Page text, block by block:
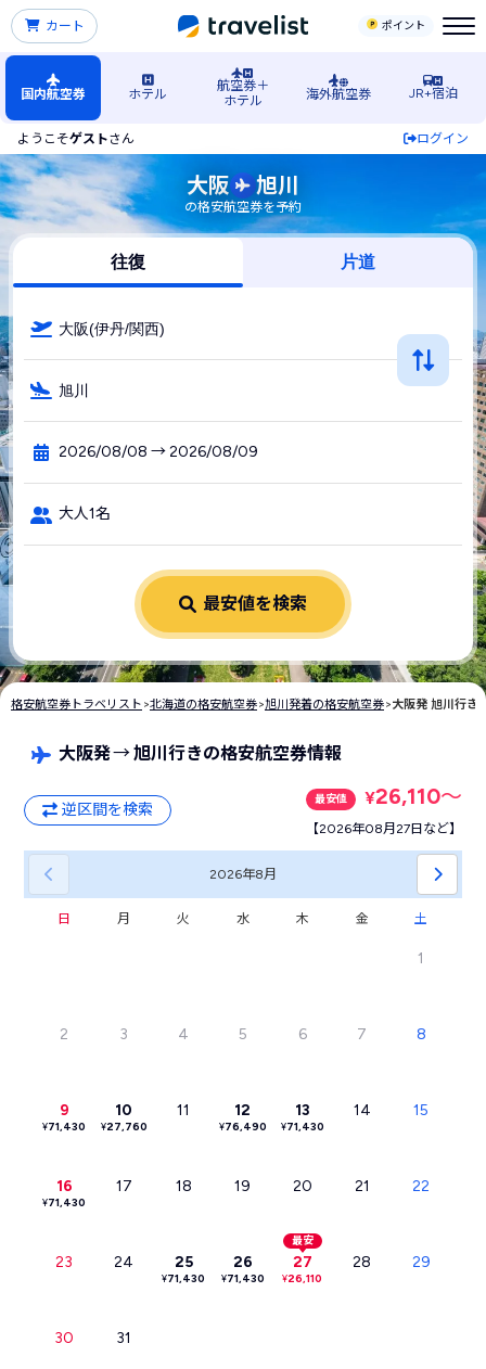
ポイント
カート
国内航空券 ホテル
航空券＋
ホテル
海外航空券 JR+宿泊
ようこそゲストさん ログイン
大阪発→旭川空港行きの格安航空券・飛行機・LCC予約
大阪 旭川
の格安航空券を予約
往復 片道
大阪(伊丹/関西)
旭川
2026/08/08 → 2026/08/09
大人1名
最安値を検索
格安航空券トラベリスト >北海道の格安航空券>旭川発着の格安航空券>大阪発 旭川行き
大阪発→旭川行きの格安航空券情報
逆区間を検索
最安値 ¥26,110〜
【2026年08月27日など】
2026年8月
日 月 火 水 木 金 土
1
2 3 4 5 6 7 8
9
¥71,430
10
¥27,760
11 12
¥76,490
13
¥71,430
14 15
16
¥71,430
17 18 19 20 21 22
23 24 25
¥71,430
26
¥71,430
最安
27
¥26,110
28 29
30 31